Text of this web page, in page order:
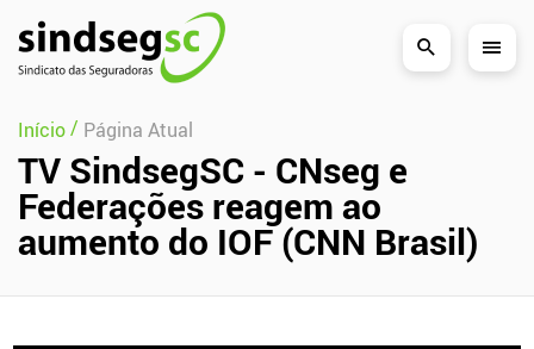
Pular Navegação (s)
Início/ Página Atual
TV SindsegSC - CNseg e
Federações reagem ao
aumento do IOF (CNN Brasil)